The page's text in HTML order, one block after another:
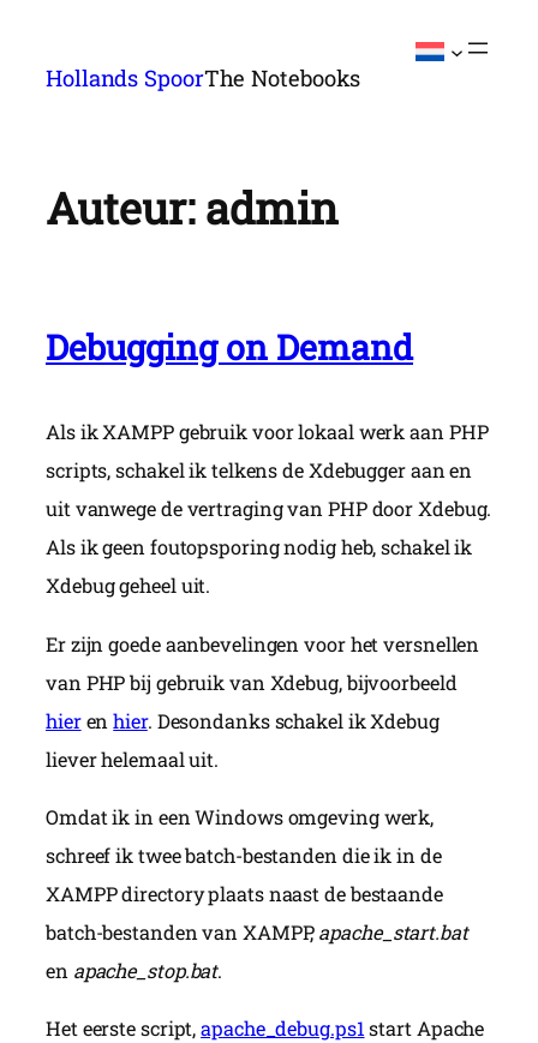
naarHollands SpoorThe Notebooks
Auteur:admin
Debugging on Demand
Als ik XAMPP gebruik voor lokaal werk aan PHP
scripts, schakel ik telkens de Xdebugger aan en
uit vanwege de vertraging van PHP door Xdebug.
Als ik geen foutopsporing nodig heb, schakel ik
Xdebug geheel uit.
Er zijn goede aanbevelingen voor het versnellen
van PHP bij gebruik van Xdebug, bijvoorbeeld
hierenhier. Desondanks schakel ik Xdebug
liever helemaal uit.
Omdat ik in een Windows omgeving werk,
schreef ik twee batch-bestanden die ik in de
XAMPP directory plaats naast de bestaande
batch-bestanden van XAMPP,apache_start.bat
en apache_stop.bat.
Het eerste script,apache_debug.ps1start Apache